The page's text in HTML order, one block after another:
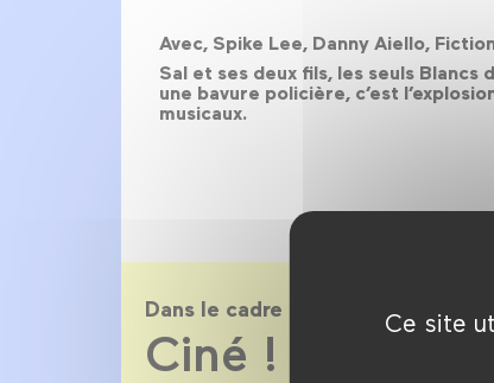
Ce site
Avec, Spike Lee, Danny Aiello,
Sal et ses deux fils, les seuls
une bavure policière, c’est
musicaux.
Dans le cadre de
Ciné ! Pop !